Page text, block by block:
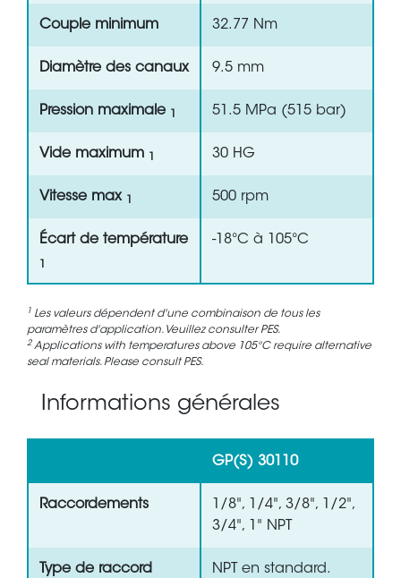
Couple minimum 32.77 Nm
Diamètre des canaux 9.5 mm
Pression maximale 51.5 MPa (515 bar)
Vide maximum 30 HG
Vitesse max 500 rpm
Écart de température -18°C à 105°C
1 Les valeurs dépendent d'une combinaison de tous les
paramètres d'application. Veuillez consulter PES.
2 Applications with temperatures above 105°C require alternative
seal materials. Please consult PES.
Informations générales
GP(S) 30110
Raccordements
1/8", 1/4", 3/8", 1/2",
3/4", 1" NPT
Type de raccord
NPT en standard.